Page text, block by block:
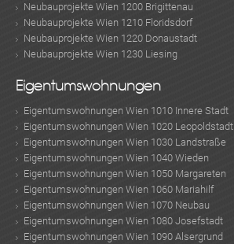
Neubauprojekte Wien 1200 Brigittenau
Neubauprojekte Wien 1210 Floridsdorf
Neubauprojekte Wien 1220 Donaustadt
Neubauprojekte Wien 1230 Liesing
Eigentumswohnungen
Eigentumswohnungen Wien 1010 Innere Stadt
Eigentumswohnungen Wien 1020 Leopoldstadt
Eigentumswohnungen Wien 1030 Landstraße
Eigentumswohnungen Wien 1040 Wieden
Eigentumswohnungen Wien 1050 Margareten
Eigentumswohnungen Wien 1060 Mariahilf
Eigentumswohnungen Wien 1070 Neubau
Eigentumswohnungen Wien 1080 Josefstadt
Eigentumswohnungen Wien 1090 Alsergrund